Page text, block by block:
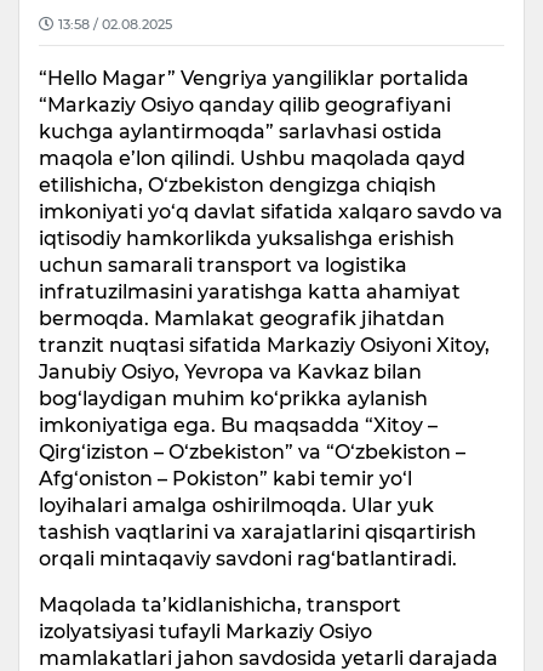
13:58 / 02.08.2025
“Hello Magar” Vengriya yangiliklar portalida
“Markaziy Osiyo qanday qilib geografiyani
kuchga aylantirmoqda” sarlavhasi ostida
maqola e’lon qilindi. Ushbu maqolada qayd
etilishicha, O‘zbekiston dengizga chiqish
imkoniyati yo‘q davlat sifatida xalqaro savdo va
iqtisodiy hamkorlikda yuksalishga erishish
uchun samarali transport va logistika
infratuzilmasini yaratishga katta ahamiyat
bermoqda. Mamlakat geografik jihatdan
tranzit nuqtasi sifatida Markaziy Osiyoni Xitoy,
Janubiy Osiyo, Yevropa va Kavkaz bilan
bog‘laydigan muhim ko‘prikka aylanish
imkoniyatiga ega. Bu maqsadda “Xitoy –
Qirg‘iziston – O‘zbekiston” va “O‘zbekiston –
Afg‘oniston – Pokiston” kabi temir yo‘l
loyihalari amalga oshirilmoqda. Ular yuk
tashish vaqtlarini va xarajatlarini qisqartirish
orqali mintaqaviy savdoni rag‘batlantiradi.
Maqolada ta’kidlanishicha, transport
izolyatsiyasi tufayli Markaziy Osiyo
mamlakatlari jahon savdosida yetarli darajada